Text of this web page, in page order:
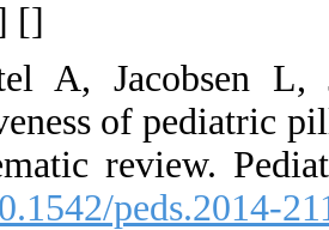
28. Patel
A
[